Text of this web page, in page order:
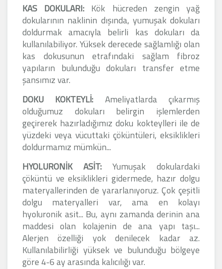
KAS DOKULARI: Kök hücreden zengin yağ
dokularının naklinin dışında, yumuşak dokuları
doldurmak amacıyla belirli kas dokuları da
kullanılabiliyor. Yüksek derecede sağlamlığı olan
kas dokusunun etrafındaki sağlam fibroz
yapıların bulunduğu dokuları transfer etme
şansımız var.
DOKU KOKTEYLİ: Ameliyatlarda çıkarmış
olduğumuz dokuları belirgin işlemlerden
geçirerek hazırladığımız doku kokteylleri ile de
yüzdeki veya vücuttaki çöküntüleri, eksiklikleri
doldurmamız mümkün...
HYOLURONİK ASİT: Yumuşak dokulardaki
çöküntü ve eksiklikleri gidermede, hazır dolgu
materyallerinden de yararlanıyoruz. Çok çeşitli
dolgu materyalleri var, ama en kolayı
hyoluronik asit... Bu, aynı zamanda derinin ana
maddesi olan kolajenin de ana yapı taşı...
Alerjen özelliği yok denilecek kadar az.
Kullanılabilirliği yüksek ve bulunduğu bölgeye
göre 4-6 ay arasında kalıcılığı var.